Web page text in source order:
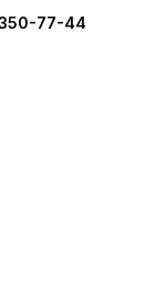
77-44